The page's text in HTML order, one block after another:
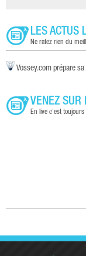
LES ACTUS
Ne ratez rien du
Vossey.com prépare
VENEZ SUR
En live c'est toujours